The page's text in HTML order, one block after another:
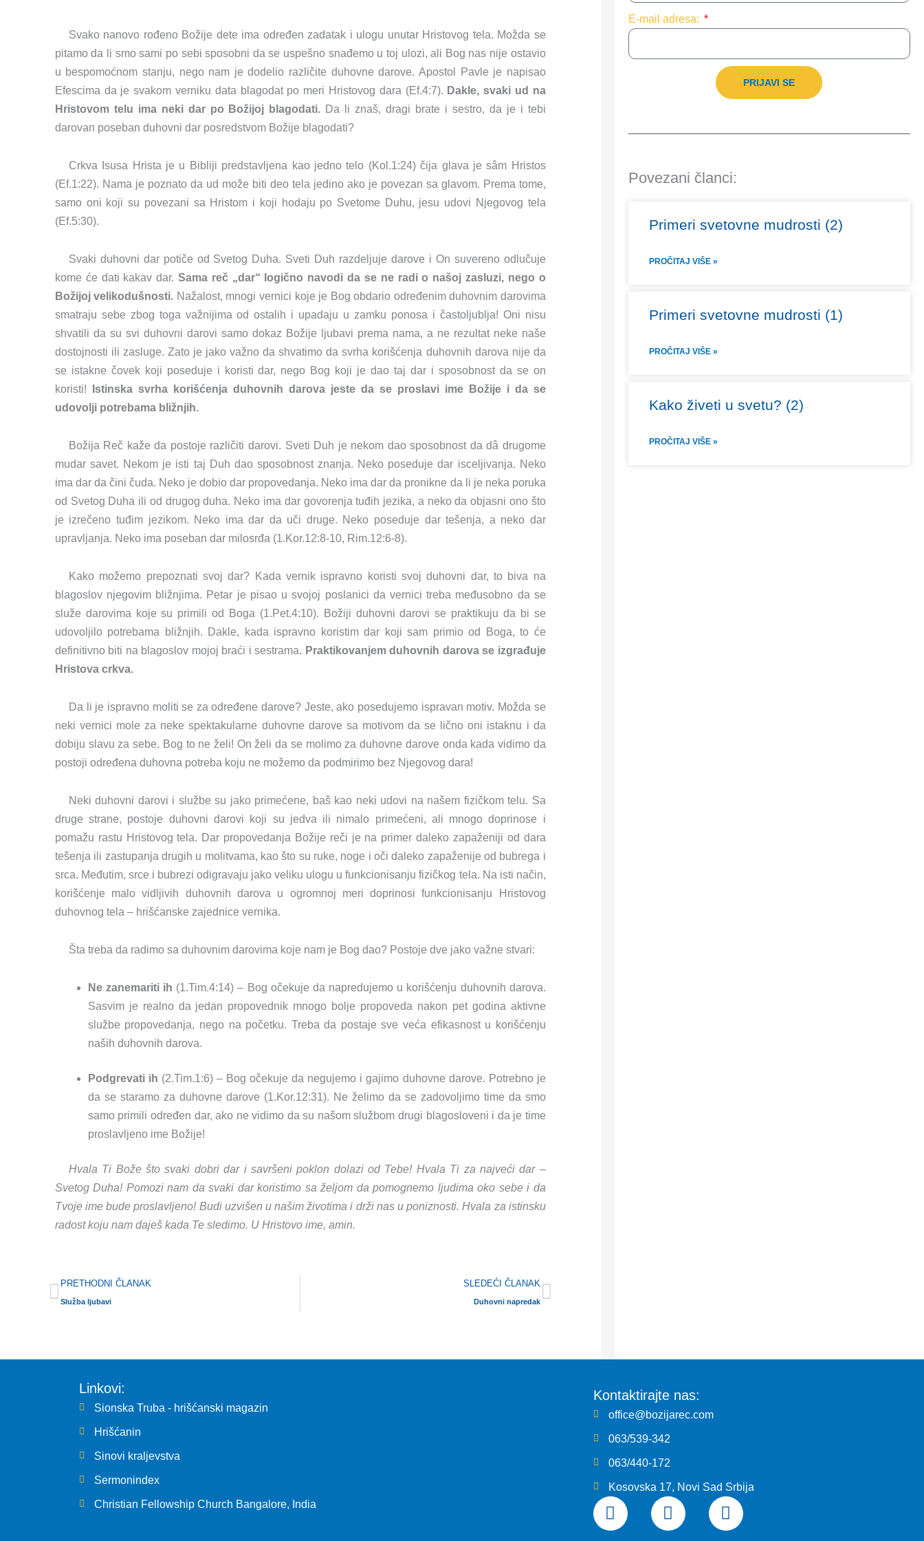
Svako nanovo rođeno Božije dete ima određen zadatak i ulogu unutar Hristovog tela. Možda se
pitamo da li smo sami po sebi sposobni da se uspešno snađemo u toj ulozi, ali Bog nas nije ostavio
u bespomoćnom stanju, nego nam je dodelio različite duhovne darove. Apostol Pavle je napisao
Efescima da je svakom verniku data blagodat po meri Hristovog dara (Ef.4:7). Dakle, svaki ud na
Hristovom telu ima neki dar po Božijoj blagodati. Da li znaš, dragi brate i sestro, da je i tebi
darovan poseban duhovni dar posredstvom Božije blagodati?
Crkva Isusa Hrista je u Bibliji predstavljena kao jedno telo (Kol.1:24) čija glava je sâm Hristos
(Ef.1:22). Nama je poznato da ud može biti deo tela jedino ako je povezan sa glavom. Prema tome,
samo oni koji su povezani sa Hristom i koji hodaju po Svetome Duhu, jesu udovi Njegovog tela
(Ef.5:30).
Svaki duhovni dar potiče od Svetog Duha. Sveti Duh razdeljuje darove i On suvereno odlučuje
kome će dati kakav dar. Sama reč „dar“ logično navodi da se ne radi o našoj zasluzi, nego o
Božijoj velikodušnosti. Nažalost, mnogi vernici koje je Bog obdario određenim duhovnim darovima
smatraju sebe zbog toga važnijima od ostalih i upadaju u zamku ponosa i častoljublja! Oni nisu
shvatili da su svi duhovni darovi samo dokaz Božije ljubavi prema nama, a ne rezultat neke naše
dostojnosti ili zasluge. Zato je jako važno da shvatimo da svrha korišćenja duhovnih darova nije da
se istakne čovek koji poseduje i koristi dar, nego Bog koji je dao taj dar i sposobnost da se on
koristi!
Istinska svrha korišćenja duhovnih darova jeste da se proslavi ime Božije i da se
udovolji potrebama bližnjih.
Božija Reč kaže da postoje različiti darovi. Sveti Duh je nekom dao sposobnost da dâ drugome
mudar savet. Nekom je isti taj Duh dao sposobnost znanja. Neko poseduje dar isceljivanja. Neko
ima dar da čini čuda. Neko je dobio dar propovedanja. Neko ima dar da pronikne da li je neka poruka
od Svetog Duha ili od drugog duha. Neko ima dar govorenja tuđih jezika, a neko da objasni ono što
je izrečeno tuđim jezikom. Neko ima dar da uči druge. Neko poseduje dar tešenja, a neko dar
upravljanja. Neko ima poseban dar milosrđa (1.Kor.12:8-10, Rim.12:6-8).
Kako možemo prepoznati svoj dar? Kada vernik ispravno koristi svoj duhovni dar, to biva na
blagoslov njegovim bližnjima. Petar je pisao u svojoj poslanici da vernici treba međusobno da se
služe darovima koje su primili od Boga (1.Pet.4:10). Božiji duhovni darovi se praktikuju da bi se
udovoljilo potrebama bližnjih. Dakle, kada ispravno koristim dar koji sam primio od Boga, to će
definitivno biti na blagoslov mojoj braći i sestrama. Praktikovanjem duhovnih darova se izgrađuje
Hristova crkva.
Da li je ispravno moliti se za određene darove? Jeste, ako posedujemo ispravan motiv. Možda se
neki vernici mole za neke spektakularne duhovne darove sa motivom da se lično oni istaknu i da
dobiju slavu za sebe. Bog to ne želi! On želi da se molimo za duhovne darove onda kada vidimo da
postoji određena duhovna potreba koju ne možemo da podmirimo bez Njegovog dara!
Neki duhovni darovi i službe su jako primećene, baš kao neki udovi na našem fizičkom telu. Sa
druge strane, postoje duhovni darovi koji su jedva ili nimalo primećeni, ali mnogo doprinose i
pomažu rastu Hristovog tela. Dar propovedanja Božije reči je na primer daleko zapaženiji od dara
tešenja ili zastupanja drugih u molitvama, kao što su ruke, noge i oči daleko zapaženije od bubrega i
srca. Međutim, srce i bubrezi odigravaju jako veliku ulogu u funkcionisanju fizičkog tela. Na isti način,
korišćenje malo vidljivih duhovnih darova u ogromnoj meri doprinosi funkcionisanju Hristovog
duhovnog tela – hrišćanske zajednice vernika.
Šta treba da radimo sa duhovnim darovima koje nam je Bog dao? Postoje dve jako važne stvari:
Ne zanemariti ih (1.Tim.4:14) – Bog očekuje da napredujemo u korišćenju duhovnih darova.
Sasvim je realno da jedan propovednik mnogo bolje propoveda nakon pet godina aktivne
službe propovedanja, nego na početku. Treba da postaje sve veća efikasnost u korišćenju
naših duhovnih darova.
Podgrevati ih (2.Tim.1:6) – Bog očekuje da negujemo i gajimo duhovne darove. Potrebno je
da se staramo za duhovne darove (1.Kor.12:31). Ne želimo da se zadovoljimo time da smo
samo primili određen dar, ako ne vidimo da su našom službom drugi blagosloveni i da je time
proslavljeno ime Božije!
Hvala Ti Bože što svaki dobri dar i savršeni poklon dolazi od Tebe! Hvala Ti za najveći dar –
Svetog Duha! Pomozi nam da svaki dar koristimo sa željom da pomognemo ljudima oko sebe i da
Tvoje ime bude proslavljeno! Budi uzvišen u našim životima i drži nas u poniznosti. Hvala za istinsku
radost koju nam daješ kada Te sledimo. U Hristovo ime, amin.
Prev
PRETHODNI ČLANAK
Služba ljubavi
SLEDEĆI ČLANAK
Duhovni napredak
Next
E-mail adresa:
PRIJAVI SE
Povezani članci:
Primeri svetovne mudrosti (2)
PROČITAJ VIŠE »
Primeri svetovne mudrosti (1)
PROČITAJ VIŠE »
Kako živeti u svetu? (2)
PROČITAJ VIŠE »
Linkovi:
Sionska Truba - hrišćanski magazin
Hrišćanin
Sinovi kraljevstva
Sermonindex
Christian Fellowship Church Bangalore, India
Kontaktirajte nas:
office@bozijarec.com
063/539-342
063/440-172
Kosovska 17, Novi Sad Srbija
F
a
I
n
Y
o